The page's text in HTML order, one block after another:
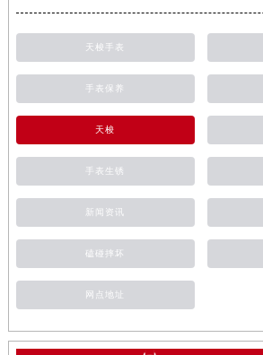
天梭手表
手表保养
天梭
手表生锈
新闻资讯
磕碰摔坏
网点地址